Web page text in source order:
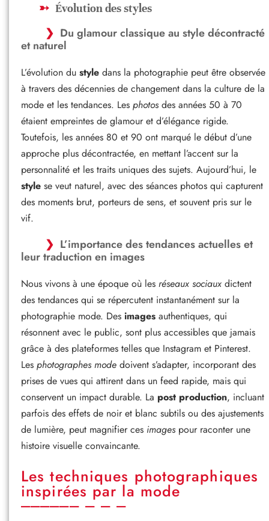
Évolution des styles
Du glamour classique au style décontracté
et naturel
L’évolution du style dans la photographie peut être observée
à travers des décennies de changement dans la culture de la
mode et les tendances. Les photos des années 50 à 70
étaient empreintes de glamour et d’élégance rigide.
Toutefois, les années 80 et 90 ont marqué le début d’une
approche plus décontractée, en mettant l’accent sur la
personnalité et les traits uniques des sujets. Aujourd’hui, le
style se veut naturel, avec des séances photos qui capturent
des moments brut, porteurs de sens, et souvent pris sur le
vif.
L’importance des tendances actuelles et
leur traduction en images
Nous vivons à une époque où les réseaux sociaux dictent
des tendances qui se répercutent instantanément sur la
photographie mode. Des images authentiques, qui
résonnent avec le public, sont plus accessibles que jamais
grâce à des plateformes telles que Instagram et Pinterest.
Les photographes mode doivent s’adapter, incorporant des
prises de vues qui attirent dans un feed rapide, mais qui
conservent un impact durable. La post production, incluant
parfois des effets de noir et blanc subtils ou des ajustements
de lumière, peut magnifier ces images pour raconter une
histoire visuelle convaincante.
Les techniques photographiques
inspirées par la mode